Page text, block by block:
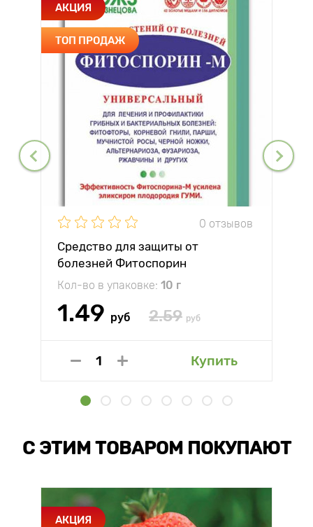
АКЦИЯ
ТОП ПРОДАЖ
0 отзывов
Средство для защиты от
болезней Фитоспорин
Кол-во в упаковке: 10 г
1.49 руб 2.59 руб
Купить
С ЭТИМ ТОВАРОМ ПОКУПАЮТ
АКЦИЯ